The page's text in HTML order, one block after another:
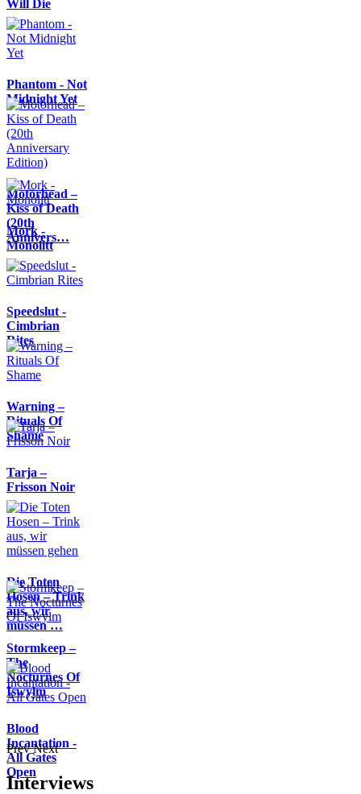
Will Die
Phantom - Not
Midnight Yet
Motörhead –
Kiss of Death
(20th
Annivers…
Mork -
Monolitt
Speedslut -
Cimbrian
Rites
Warning –
Rituals Of
Shame
Tarja –
Frisson Noir
Die Toten
Hosen – Trink
aus, wir
müssen …
Stormkeep –
The
Nocturnes Of
Iswylm
Blood
Incantation -
All Gates
Open
Prev Next
Interviews